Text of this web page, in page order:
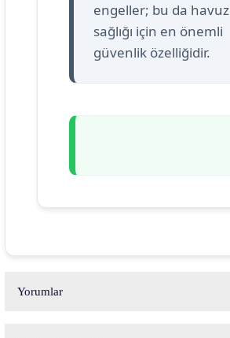
engeller; bu da havuz
sağlığı için en önemli
güvenlik özelliğidir.
Yorumlar